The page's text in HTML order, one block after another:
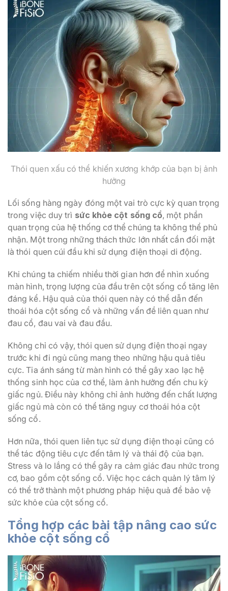
Thói quen xấu có thể khiến xương khớp của bạn bị ảnh
hưởng
Lối sống hàng ngày đóng một vai trò cực kỳ quan trọng
trong việc duy trì sức khỏe cột sống cổ, một phần
quan trọng của hệ thống cơ thể chúng ta không thể phủ
nhận. Một trong những thách thức lớn nhất cần đối mặt
là thói quen cúi đầu khi sử dụng điện thoại di động.
Khi chúng ta chiếm nhiều thời gian hơn để nhìn xuống
màn hình, trọng lượng của đầu trên cột sống cổ tăng lên
đáng kể. Hậu quả của thói quen này có thể dẫn đến
thoái hóa cột sống cổ và những vấn đề liên quan như
đau cổ, đau vai và đau đầu.
Không chỉ có vậy, thói quen sử dụng điện thoại ngay
trước khi đi ngủ cũng mang theo những hậu quả tiêu
cực. Tia ánh sáng từ màn hình có thể gây xao lạc hệ
thống sinh học của cơ thể, làm ảnh hưởng đến chu kỳ
giấc ngủ. Điều này không chỉ ảnh hưởng đến chất lượng
giấc ngủ mà còn có thể tăng nguy cơ thoái hóa cột
sống cổ.
Hơn nữa, thói quen liên tục sử dụng điện thoại cũng có
thể tác động tiêu cực đến tâm lý và thái độ của bạn.
Stress và lo lắng có thể gây ra cảm giác đau nhức trong
cơ, bao gồm cột sống cổ. Việc học cách quản lý tâm lý
có thể trở thành một phương pháp hiệu quả để bảo vệ
sức khỏe của cột sống cổ.
Tổng hợp các bài tập nâng cao sức
khỏe cột sống cổ